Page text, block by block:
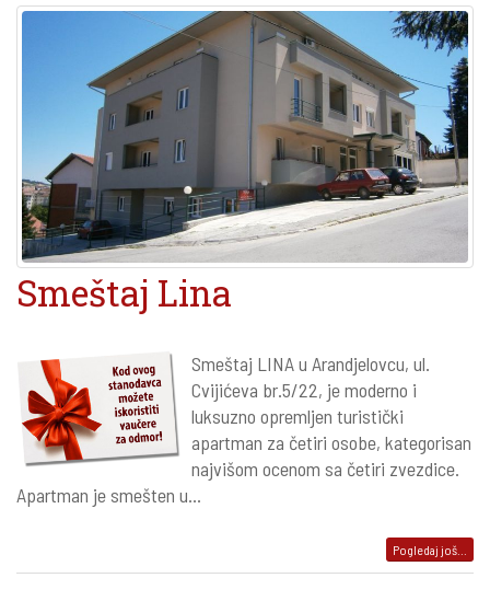
Smeštaj Lina
Smeštaj LINA u Arandjelovcu, ul.
Cvijićeva br.5/22, je moderno i
luksuzno opremljen turistički
apartman za četiri osobe, kategorisan
najvišom ocenom sa četiri zvezdice.
Apartman je smešten u...
Pogledaj još...